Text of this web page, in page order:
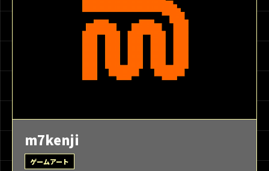
m7kenji
ゲームアート